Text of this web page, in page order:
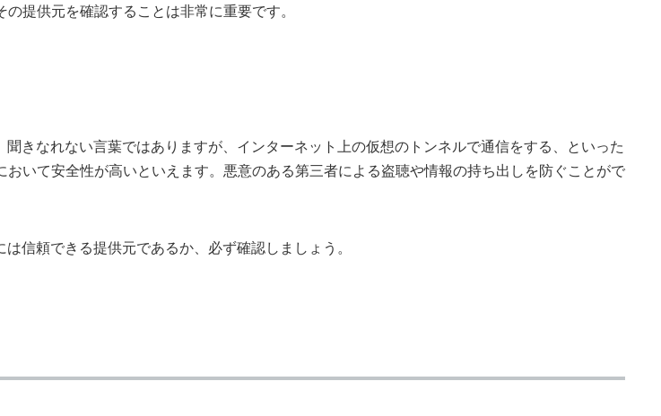
提供元を確認することは非常に重要です。
きなれない言葉ではありますが、インターネット上の仮想のトンネルで通信をする、といった
いて安全性が高いといえます。悪意のある第三者による盗聴や情報の持ち出しを防ぐことがで
信頼できる提供元であるか、必ず確認しましょう。